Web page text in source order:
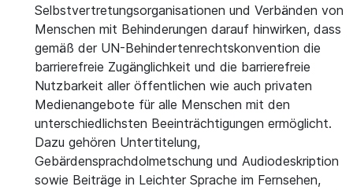
Selbstvertretungsorganisationen und Verbänden von
Menschen mit Behinderungen darauf hinwirken, dass
gemäß der UN-Behindertenrechtskonvention die
barrierefreie Zugänglichkeit und die barrierefreie
Nutzbarkeit aller öffentlichen wie auch privaten
Medienangebote für alle Menschen mit den
unterschiedlichsten Beeinträchtigungen ermöglicht.
Dazu gehören Untertitelung,
Gebärdensprachdolmetschung und Audiodeskription
sowie Beiträge in Leichter Sprache im Fernsehen,